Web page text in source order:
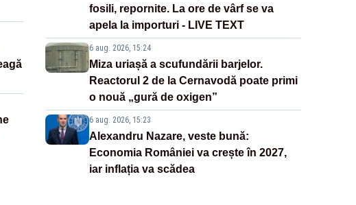
fosili, repornite. La ore de vârf se va
apela la importuri - LIVE TEXT
6 aug. 2026, 15:24
Miza uriașă a scufundării barjelor.
Reactorul 2 de la Cernavodă poate primi
o nouă „gură de oxigen”
6 aug. 2026, 15:23
Alexandru Nazare, veste bună:
Economia României va crește în 2027,
iar inflația va scădea